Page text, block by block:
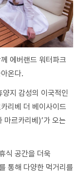
에버랜드 워터파크
온다.
지 감성의 이국적인
리베 더 베이사이드
르카리베)’가 오는
식 공간을 더욱
통해 다양한 먹거리를